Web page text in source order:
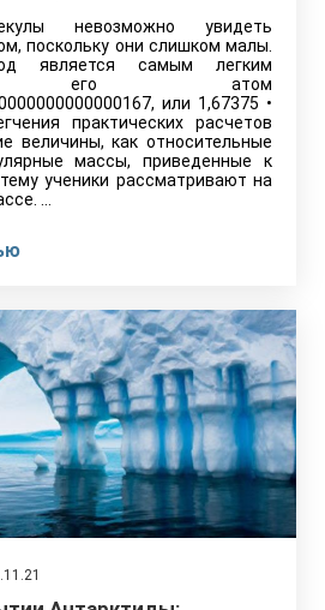
невозможно увидеть
поскольку они слишком малы.
является самым легким
его атом
или 1,67375 •
практических расчетов
величины, как относительные
массы, приведенные к
ученики рассматривают на
…